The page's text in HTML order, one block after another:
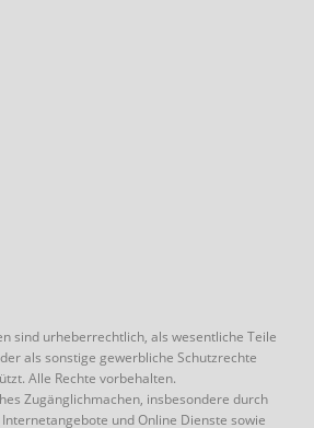
sind urheberrechtlich, als wesentliche Teile
als sonstige gewerbliche Schutzrechte
Alle Rechte vorbehalten.
Zugänglichmachen, insbesondere durch
und Online Dienste sowie